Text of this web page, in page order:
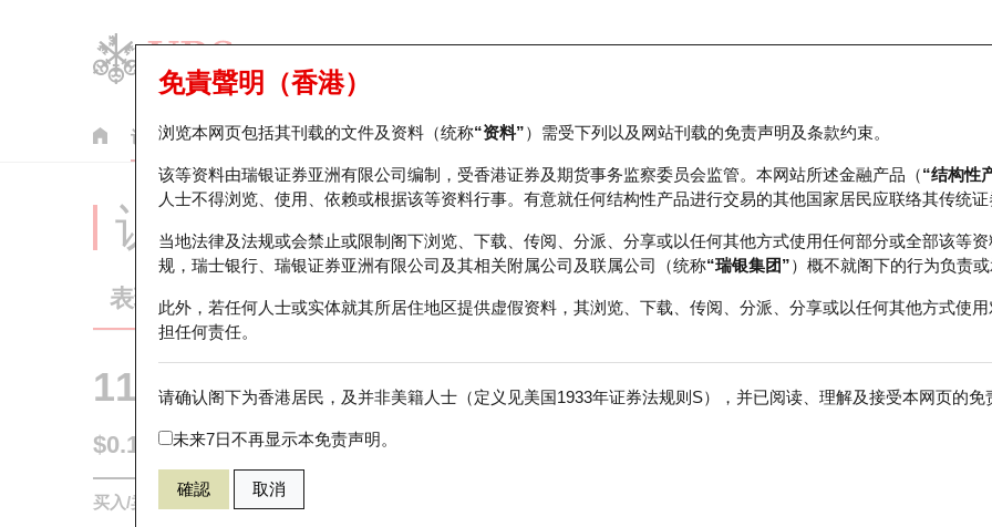
认股证 牛熊证 美股指数产品 轮证市场统计 正股数据及市场统计 瑞银轮证教室
免責聲明（香港）
浏览本网页包括其刊载的文件及资料（统称“资料”）需受下列以及网站刊载的免责声明及条款约束。
该等资料由瑞银证券亚洲有限公司编制，受香港证券及期货事务监察委员会监管。本网站所述金融产品（“结构性
人士不得浏览、使用、依赖或根据该等资料行事。有意就任何结构性产品进行交易的其他国家居民应联络其传统证
当地法律及法规或会禁止或限制阁下浏览、下载、传阅、分派、分享或以任何其他方式使用任何部分或全部该等
规，瑞士银行、瑞银证券亚洲有限公司及其相关附属公司及联属公司（统称“瑞银集团”）概不就阁下的行为负责或
此外，若任何人士或实体就其所居住地区提供虚假资料，其浏览、下载、传阅、分派、分享或以任何其他方式使
担任何责任。
请确认阁下为香港居民，及并非美籍人士（定义见美国1933年证券法规则S），并已阅读、理解及接受本网页的免
未来7日不再显示本免责声明。
確認 取消
认股证分析仪
表现 街货统计 比较
11181 瑞银认沽 NDX 纳斯达克100指数
$0.101 0.004 (-3.81%) 即时
买入/卖出价